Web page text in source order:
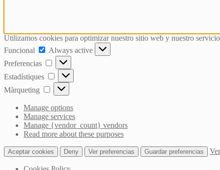
Utilizamos cookies para optimizar nuestro sitio web y nuestro
Funcional
Funcional
Always active
Preferencias
Preferencias
Estadístiques Estadístiques
Màrqueting Màrqueting
Manage options
Manage services
Manage {vendor_count} vendors
Read more about these purposes
Aceptar cookies Deny Ver preferencias Guardar preferencias